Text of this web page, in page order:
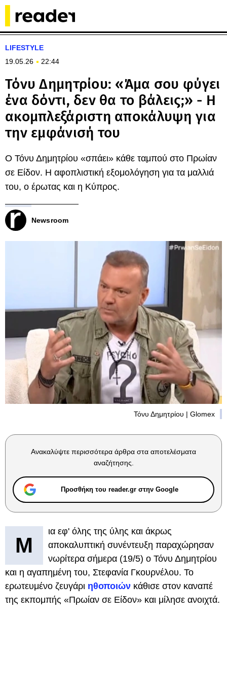
LIFESTYLE
19.05.26
22:44
Τόνυ Δημητρίου: «Άμα σου φύγει
ένα δόντι, δεν θα το βάλεις;» - Η
ακομπλεξάριστη αποκάλυψη για
την εμφάνισή του
Ο Τόνυ Δημητρίου «σπάει» κάθε ταμπού στο Πρωίαν
σε Είδον. Η αφοπλιστική εξομολόγηση για τα μαλλιά
του, ο έρωτας και η Κύπρος.
Newsroom
Τόνυ Δημητρίου | Glomex
Ανακαλύψτε περισσότερα άρθρα στα αποτελέσματα
αναζήτησης.
Προσθήκη του reader.gr στην Google
Μ
ια εφ' όλης της ύλης και άκρως
αποκαλυπτική συνέντευξη παραχώρησαν
νωρίτερα σήμερα (19/5) ο Τόνυ Δημητρίου
και η αγαπημένη του, Στεφανία Γκουρνέλου. Το
ερωτευμένο ζευγάρι ηθοποιών κάθισε στον καναπέ
της εκπομπής «Πρωίαν σε Είδον» και μίλησε ανοιχτά.